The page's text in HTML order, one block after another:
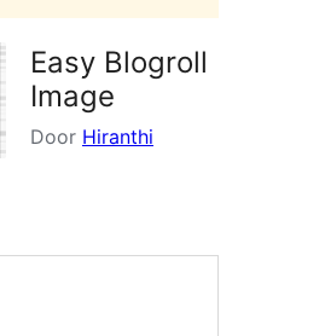
Easy Blogroll
Image
Door Hiranthi